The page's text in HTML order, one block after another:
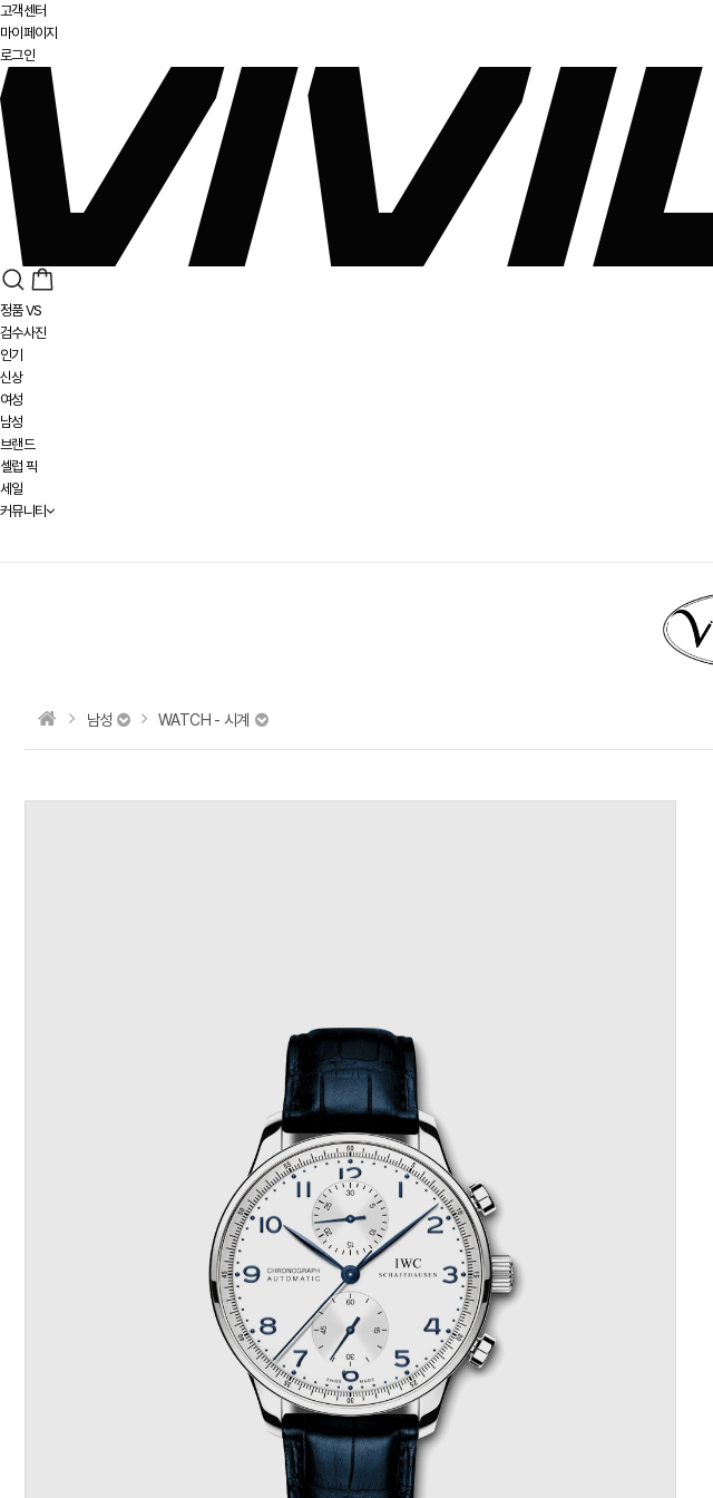
고객센터
마이페이지
로그인
정품 VS
검수사진
인기
신상
여성
남성
브랜드
셀럽 픽
세일
커뮤니티
남성 WATCH - 시계